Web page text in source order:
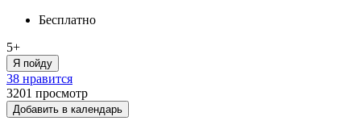
Бесплатно
5+
Я пойду
38 нравится
3201 просмотр
Добавить в календарь